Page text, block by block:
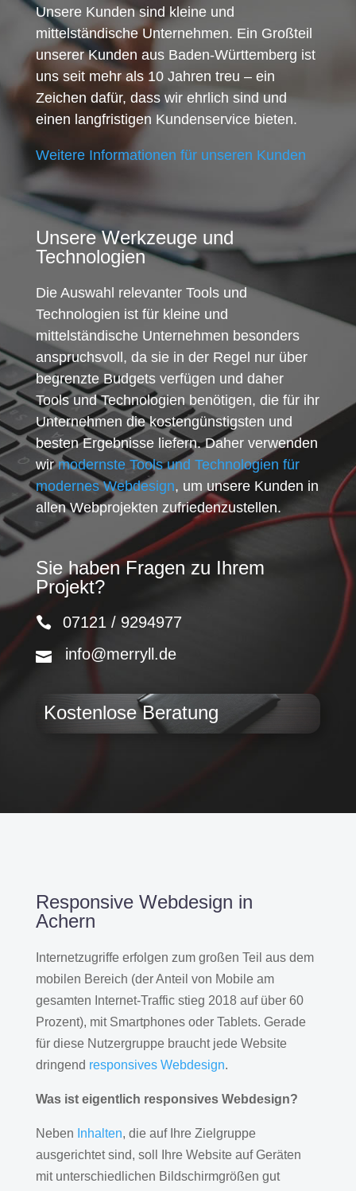
Unsere Kunden sind kleine und
mittelständische Unternehmen. Ein Großteil
unserer Kunden aus Baden-Württemberg ist
uns seit mehr als 10 Jahren treu – ein
Zeichen dafür, dass wir ehrlich sind und
einen langfristigen Kundenservice bieten.
Weitere Informationen für unseren Kunden
Unsere Werkzeuge und
Technologien
Die Auswahl relevanter Tools und
Technologien ist für kleine und
mittelständische Unternehmen besonders
anspruchsvoll, da sie in der Regel nur über
begrenzte Budgets verfügen und daher
Tools und Technologien benötigen, die für ihr
Unternehmen die kostengünstigsten und
besten Ergebnisse liefern. Daher verwenden
wirmodernste Tools und Technologien für
modernes Webdesign, um unsere Kunden in
allen Webprojekten zufriedenzustellen.
Sie haben Fragen zu Ihrem
Projekt?
07121 / 9294977
info@merryll.de
Kostenlose Beratung
Responsive Webdesign in
Achern
Internetzugriffe erfolgen zum großen Teil aus dem
mobilen Bereich (der Anteil von Mobile am
gesamten Internet-Traffic stieg 2018 auf über 60
Prozent), mit Smartphones oder Tablets. Gerade
für diese Nutzergruppe braucht jede Website
dringend responsives Webdesign.
Was ist eigentlich responsives Webdesign?
Neben Inhalten, die auf Ihre Zielgruppe
ausgerichtet sind, soll Ihre Website auf Geräten
mit unterschiedlichen Bildschirmgrößen gut